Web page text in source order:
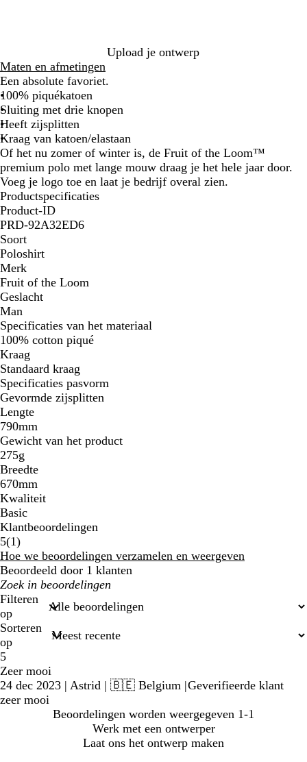
a
u
w
u
w
u
w
Upload je ontwerp
Maten en afmetingen
Een absolute favoriet.
100% piquékatoen
Sluiting met drie knopen
Heeft zijsplitten
Kraag van katoen/elastaan
Of het nu zomer of winter is, de Fruit of the Loom™
premium polo met lange mouw draag je het hele jaar door.
Voeg je logo toe en laat je bedrijf overal zien.
Productspecificaties
Product-ID
PRD-92A32ED6
Soort
Poloshirt
Merk
Fruit of the Loom
Geslacht
Man
Specificaties van het materiaal
100% cotton piqué
Kraag
Standaard kraag
Specificaties pasvorm
Gevormde zijsplitten
Lengte
790mm
Gewicht van het product
275g
Breedte
670mm
Kwaliteit
Basic
Klantbeoordelingen
5(11
beoordelingen
)
Hoe we beoordelingen verzamelen en weergeven
Beoordeeld door 1 klanten
Mijn
zoekopdrachten
Filteren
op
Sorteren
op
5
Zeer mooi
24 dec 2023 | Astrid | 🇧🇪 Belgium |Geverifieerde klant
zeer mooi
Beoordelingen worden weergegeven 1-1
Werk met een ontwerper
Laat ons het ontwerp maken